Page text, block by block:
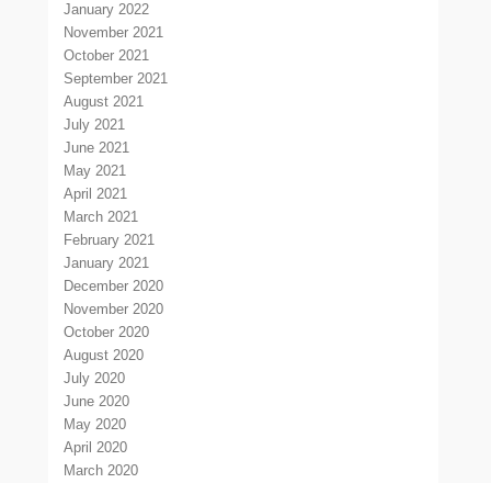
January 2022
November 2021
October 2021
September 2021
August 2021
July 2021
June 2021
May 2021
April 2021
March 2021
February 2021
January 2021
December 2020
November 2020
October 2020
August 2020
July 2020
June 2020
May 2020
April 2020
March 2020